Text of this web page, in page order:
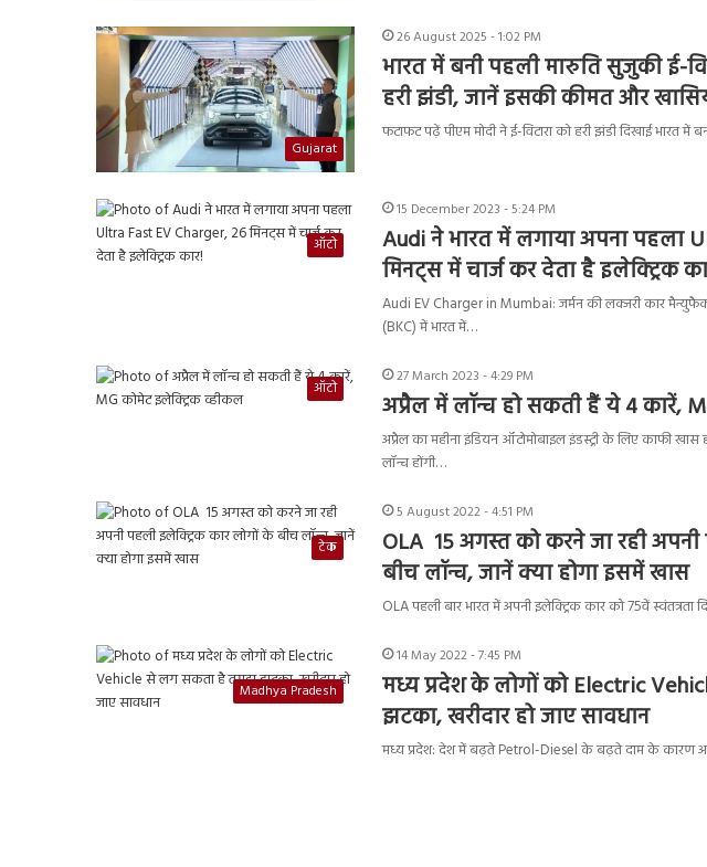
Gujarat
26 August 2025 - 1:02 PM
भारत में बनी पहली मारुति सुजुकी ई-
हरी झंडी, जानें इसकी कीमत और
फटाफट पढ़ें पीएम मोदी ने ई-विटारा को हरी झंडी दिखाई भारत में
ऑटो
15 December 2023 - 5:24 PM
Audi ने भारत में लगाया अपना पहला
मिनट्स में चार्ज कर देता है इलेक्ट्रिक
Audi EV Charger in Mumbai: जर्मन की लक्जरी कार
(BKC) में भारत में…
ऑटो
27 March 2023 - 4:29 PM
अप्रैल में लॉन्च हो सकती हैं ये 4 कारें,
अप्रैल का महीना इंडियन ऑटोमोबाइल इंडस्ट्री के लिए काफी
लॉन्च होंगी…
टेक
5 August 2022 - 4:51 PM
OLA 15 अगस्त को करने जा रही
बीच लॉन्च, जानें क्या होगा इसमें खास
OLA पहली बार भारत में अपनी इलेक्ट्रिक कार को 75वें
Madhya Pradesh
14 May 2022 - 7:45 PM
मध्य प्रदेश के लोगों को Electric
झटका, खरीदार हो जाए सावधान
मध्य प्रदेश: देश में बढ़ते Petrol-Diesel के बढ़ते दाम के कारण